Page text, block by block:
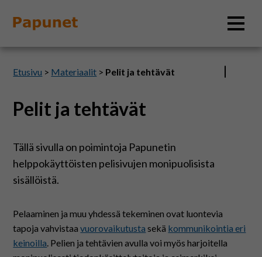
Tietoa
Materiaalit
Saavutettavuus
Etusivu > Materiaalit > Pelit ja tehtävät
Pelit ja tehtävät
Tällä sivulla on poimintoja Papunetin
helppokäyttöisten pelisivujen monipuolisista
sisällöistä.
Pelaaminen ja muu yhdessä tekeminen ovat luontevia
tapoja vahvistaavuorovaikutusta sekä kommunikointia eri
keinoilla . Pelien ja tehtävien avulla voi myös harjoitella